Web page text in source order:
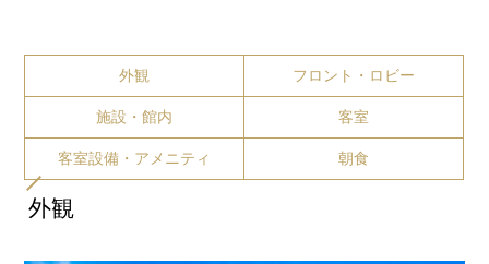
外観 フロント・ロビー
施設・館内 客室
客室設備・アメニティ 朝食
外観